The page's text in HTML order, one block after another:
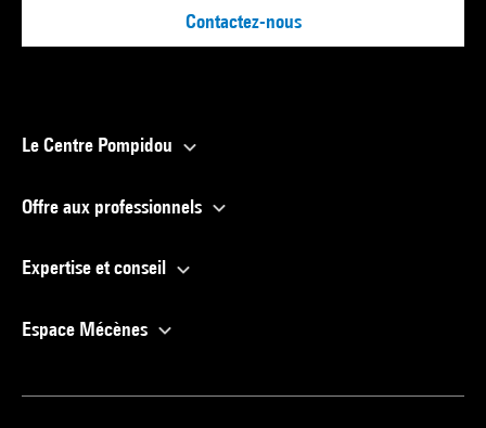
Contactez-nous
Le Centre Pompidou
Offre aux professionnels
Expertise et conseil
Espace Mécènes